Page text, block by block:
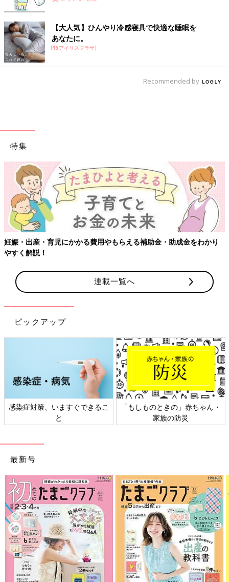
【大人気】ひんやり冷感寝具で快適な睡眠を
あなたに。
PR(アイリスプラザ)
Recommended by
特集
妊娠・出産・育児にかかる費用やもらえる補助金・助成金をわかり
やすく解説！
連載一覧へ
ピックアップ
感染症対策、いますぐできるこ
と
「もしものときの」赤ちゃん・
家族の防災
最新号